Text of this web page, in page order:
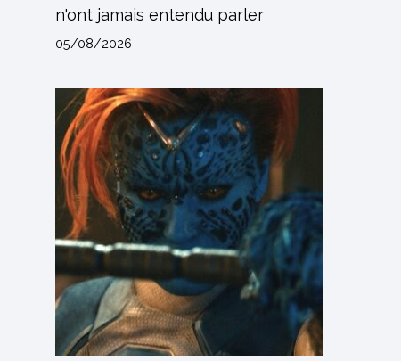
n'ont jamais entendu parler
05/08/2026